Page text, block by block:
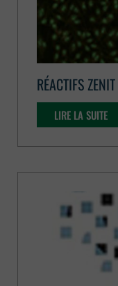
RÉACTIFS ZENIT
LIRE LA SUITE